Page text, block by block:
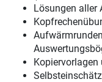
Lösungen aller
Kopiervorlagen